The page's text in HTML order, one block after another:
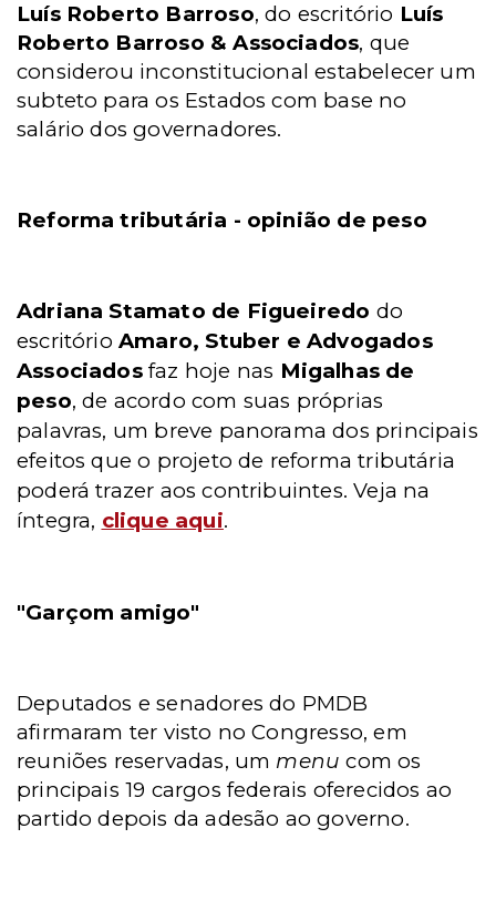
Luís Roberto Barroso, do escritório Luís
Roberto Barroso & Associados, que
considerou inconstitucional estabelecer um
subteto para os Estados com base no
salário dos governadores.
Reforma tributária - opinião de peso
Adriana Stamato de Figueiredo do
escritórioAmaro, Stuber e Advogados
Associadosfaz hoje nas Migalhas de
peso, de acordo com suas próprias
palavras, um breve panorama dos principais
efeitos que o projeto de reforma tributária
poderá trazer aos contribuintes. Veja na
íntegra, clique aqui.
"Garçom amigo"
Deputados e senadores do PMDB
afirmaram ter visto no Congresso, em
reuniões reservadas, um menu com os
principais 19 cargos federais oferecidos ao
partido depois da adesão ao governo.